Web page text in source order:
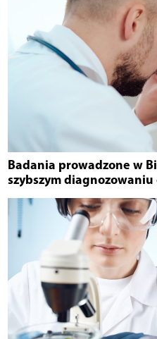
Badania prowadzone w
szybszym